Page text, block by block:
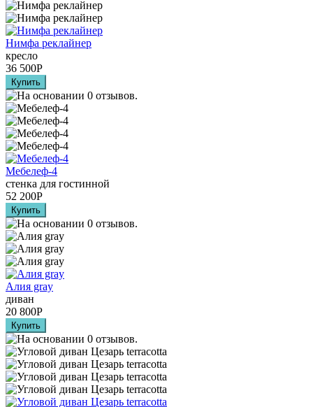
Нимфа реклайнер
кресло
36 500Р
Мебелеф-4
стенка для гостинной
52 200Р
Алия grаy
диван
20 800Р